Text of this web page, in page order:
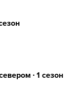
∙ 1 сезон